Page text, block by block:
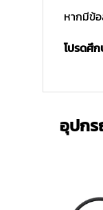
หากมีข้
โปรดศึก
อุปก